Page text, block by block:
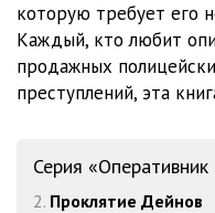
03_16_ Nochnaya ohota
03_17_ Za tupym mysom
03_19_ Vyrodok
03_20_ Dom nad buhtoy
которую требует его
Каждый, кто любит
продажных
преступлений, эта
Серия «Оперативник
2. Проклятие Дейнов